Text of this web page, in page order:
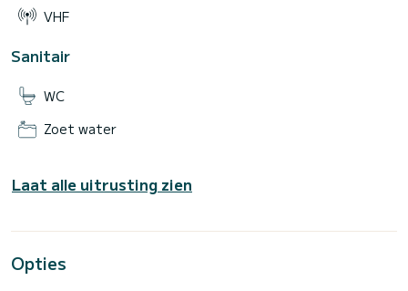
VHF
Sanitair
WC
Zoet water
Laat alle uitrusting zien
Opties